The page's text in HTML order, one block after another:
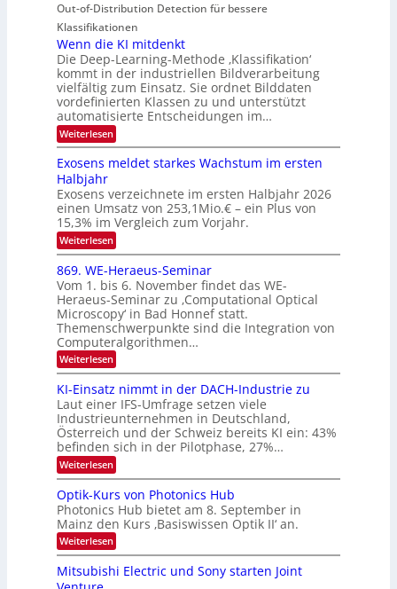
n
S
I
O
N
T
e
c
h
T
a
k
s
e
n
a
u
f
d
e
r
V
S
I
O
N
2
0
2
6
a
g
u
n
g
z
u
E
l
e
t
r
o
n
k
-
u
n
d
B
i
l
d
v
e
r
a
r
b
e
i
Out-of-Distribution Detection für bessere
Klassifikationen
Wenn die KI mitdenkt
Die Deep-Learning-Methode ‚Klassifikation‘
kommt in der industriellen Bildverarbeitung
vielfältig zum Einsatz. Sie ordnet Bilddaten
vordefinierten Klassen zu und unterstützt
automatisierte Entscheidungen im…
Weiterlesen:
W
n
d
i
e
K
I
m
i
t
d
e
n
k
t
Exosens meldet starkes Wachstum im ersten
Halbjahr
Exosens verzeichnete im ersten Halbjahr 2026
einen Umsatz von 253,1Mio.€ – ein Plus von
15,3% im Vergleich zum Vorjahr.
Weiterlesen:
E
x
o
s
e
n
s
m
e
l
d
e
t
s
t
a
r
k
e
W
a
c
h
s
u
869. WE-Heraeus-Seminar
Vom 1. bis 6. November findet das WE-
Heraeus-Seminar zu ‚Computational Optical
Microscopy‘ in Bad Honnef statt.
Themenschwerpunkte sind die Integration von
Computeralgorithmen…
Weiterlesen:
8
9
.
W
E
-
H
e
r
a
e
u
s
-
S
e
KI-Einsatz nimmt in der DACH-Industrie zu
Laut einer IFS-Umfrage setzen viele
Industrieunternehmen in Deutschland,
Österreich und der Schweiz bereits KI ein: 43%
befinden sich in der Pilotphase, 27%…
Weiterlesen:
K
-
E
i
n
s
t
Optik-Kurs von Photonics Hub
Photonics Hub bietet am 8. September in
Mainz den Kurs ‚Basiswissen Optik II‘ an.
Weiterlesen:
O
p
t
Mitsubishi Electric und Sony starten Joint